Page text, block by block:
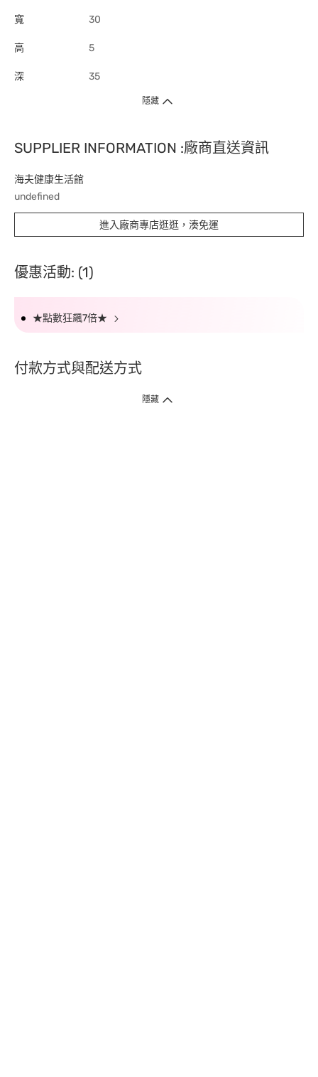
寬 30
高 5
深 35
隱藏
SUPPLIER INFORMATION :廠商直送資訊
海夫健康生活館
undefined
進入廠商專店逛逛，湊免運
優惠活動: (1)
★點數狂飆7倍★
付款方式與配送方式
隱藏